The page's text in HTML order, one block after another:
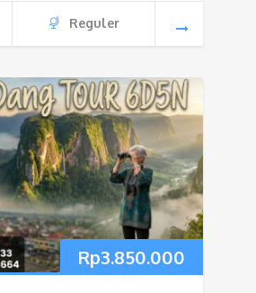
Reguler
Rp3.850.000